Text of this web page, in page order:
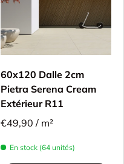
60x120 Dalle 2cm
Pietra Serena Cream
Extérieur R11
€49,90 / m²
En stock (64 unités)